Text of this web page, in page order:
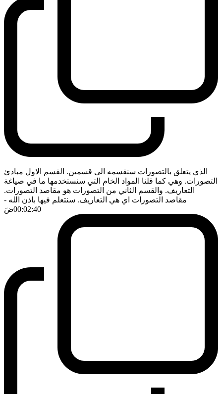
الذي يتعلق بالتصورات سنقسمه الى قسمين. القسم الاول مبادئ
التصورات. وهي كما قلنا المواد الخام التي سنستخدمها ما في صياغة
التعاريف. والقسم الثاني من التصورات هو مقاصد التصورات.
مقاصد التصورات اي هي التعاريف. سنتعلم فيها باذن الله -
00:02:40ضَ